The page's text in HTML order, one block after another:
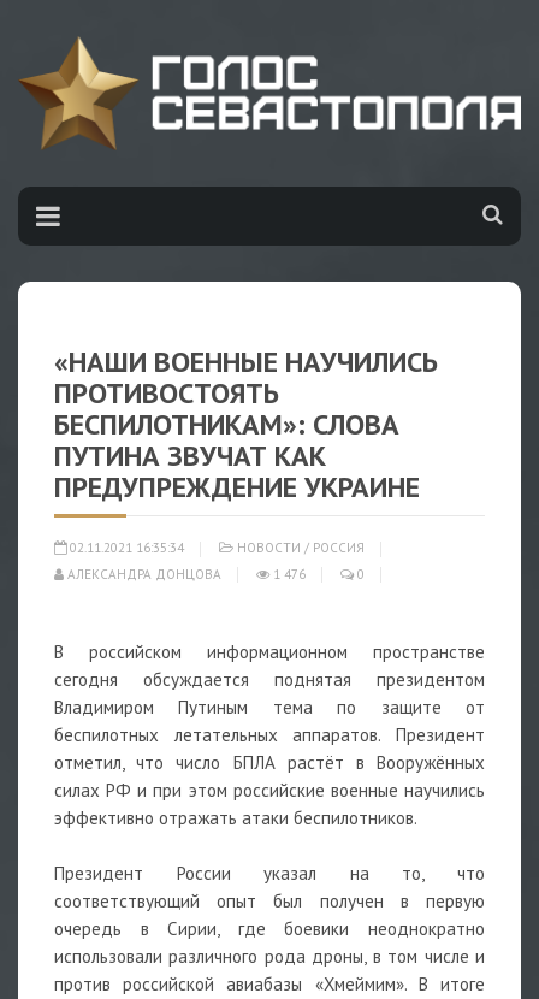
«НАШИ ВОЕННЫЕ НАУЧИЛИСЬ
ПРОТИВОСТОЯТЬ
БЕСПИЛОТНИКАМ»: СЛОВА
ПУТИНА ЗВУЧАТ КАК
ПРЕДУПРЕЖДЕНИЕ УКРАИНЕ
02.11.2021 16:35:34 НОВОСТИ / РОССИЯ
АЛЕКСАНДРА ДОНЦОВА
1 476 0
В российском информационном пространстве
сегодня обсуждается поднятая президентом
Владимиром Путиным тема по защите от
беспилотных летательных аппаратов. Президент
отметил, что число БПЛА растёт в Вооружённых
силах РФ и при этом российские военные научились
эффективно отражать атаки беспилотников.
Президент России указал на то, что
соответствующий опыт был получен в первую
очередь в Сирии, где боевики неоднократно
использовали различного рода дроны, в том числе и
против российской авиабазы «Хмеймим». В итоге